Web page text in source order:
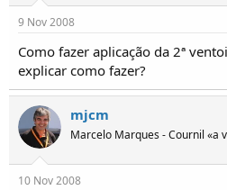
d
o
r
e
T
ó
p
i
c
o
í
i
o
9 Nov 2008
Como fazer aplicação da 2ª
explicar como fazer?
mjcm
Marcelo Marques - Cournil «a
10 Nov 2008